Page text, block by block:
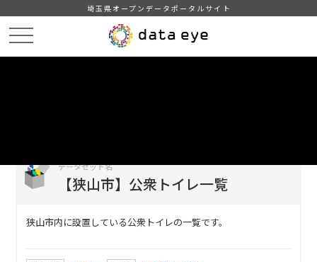
埼玉県オープンデータポータルサイト
データセット名
【狭山市】公衆トイレ一覧
狭山市内に設置している公衆トイレの一覧です。